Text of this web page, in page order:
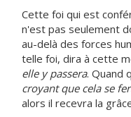
Cette foi qui est
n'est pas seulement
au-delà des forces
telle foi, dira à cette
elle y passera. Quand
croyant que cela se
alors il recevra la